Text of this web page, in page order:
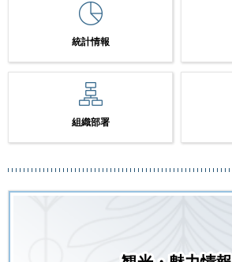
統計情報
組織部署